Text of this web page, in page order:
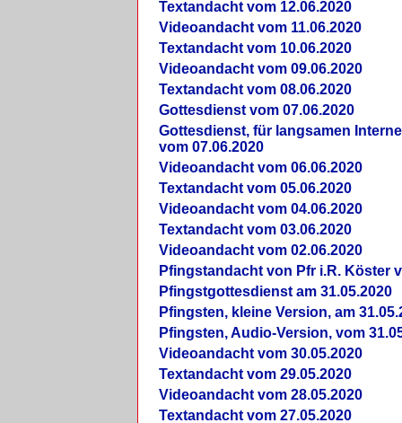
Textandacht vom 12.06.2020
Videoandacht vom 11.06.2020
Textandacht vom 10.06.2020
Videoandacht vom 09.06.2020
Textandacht vom 08.06.2020
Gottesdienst vom 07.06.2020
Gottesdienst, für langsamen
vom 07.06.2020
Videoandacht vom 06.06.2020
Textandacht vom 05.06.2020
Videoandacht vom 04.06.2020
Textandacht vom 03.06.2020
Videoandacht vom 02.06.2020
Pfingstandacht von Pfr i.R. Köster
Pfingstgottesdienst am 31.05.2020
Pfingsten, kleine Version, am
Pfingsten, Audio-Version, vom
Videoandacht vom 30.05.2020
Textandacht vom 29.05.2020
Videoandacht vom 28.05.2020
Textandacht vom 27.05.2020